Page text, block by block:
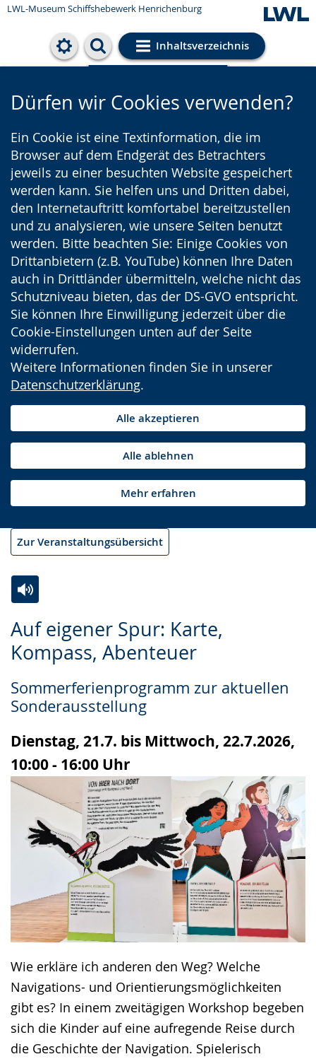
LWL-Museum Schiffshebewerk Henrichenburg
Inhaltsverzeichnis
Cookie-Einstellungen
Dürfen wir Cookies verwenden?
Ein Cookie ist eine Textinformation, die im
Browser auf dem Endgerät des Betrachters
jeweils zu einer besuchten Website gespeichert
werden kann. Sie helfen uns und Dritten dabei,
den Internetauftritt komfortabel bereitzustellen
und zu analysieren, wie unsere Seiten benutzt
werden. Bitte beachten Sie: Einige Cookies von
Drittanbietern (z.B. YouTube) können Ihre Daten
auch in Drittländer übermitteln, welche nicht das
Schutzniveau bieten, das der DS-GVO entspricht.
Sie können Ihre Einwilligung jederzeit über die
Cookie-Einstellungen unten auf der Seite
widerrufen.
Weitere Informationen finden Sie in unserer
Datenschutzerklärung.
Alle akzeptieren
Alle ablehnen
Mehr erfahren
Zur Veranstaltungsübersicht
Auf eigener Spur: Karte,
Kompass, Abenteuer
Sommerferienprogramm zur aktuellen
Sonderausstellung
Dienstag, 21.7. bis Mittwoch, 22.7.2026,
10:00 - 16:00 Uhr
Wie erkläre ich anderen den Weg? Welche
Navigations- und Orientierungsmöglichkeiten
gibt es? In einem zweitägigen Workshop begeben
sich die Kinder auf eine aufregende Reise durch
die Geschichte der Navigation. Spielerisch
Leichten
Sprache
Audio-
Unterstützung.
Video
in
Gebärdensprache
wird
angezeigt.